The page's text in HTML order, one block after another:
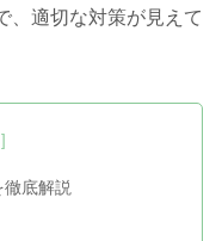
、適切な対策が見えて
底解説